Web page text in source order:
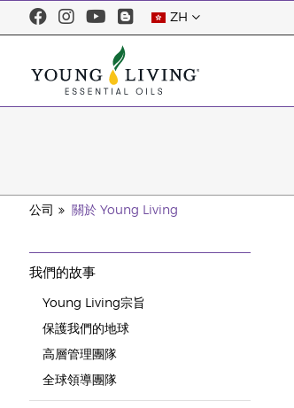
ZH
公司 關於 Young Living
我們的故事
Young Living宗旨
保護我們的地球
高層管理團隊
全球領導團隊